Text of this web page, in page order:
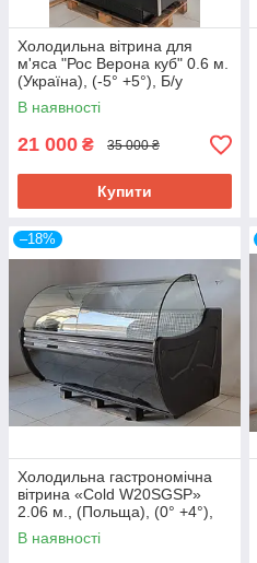
Холодильна вітрина для
м'яса "Рос Верона куб" 0.6 м.
(Україна), (-5° +5°), Б/у
В наявності
21 000 ₴ 35 000 ₴
Купити
–18%
Холодильна гастрономічна
вітрина «Cold W20SGSP»
2.06 м., (Польща), (0° +4°),
викладка 73 см., Б/у
В наявності